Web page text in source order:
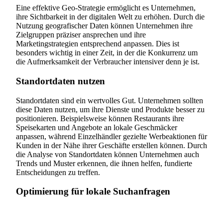
Eine effektive Geo-Strategie ermöglicht es Unternehmen,
ihre Sichtbarkeit in der digitalen Welt zu erhöhen. Durch die
Nutzung geografischer Daten können Unternehmen ihre
Zielgruppen präziser ansprechen und ihre
Marketingstrategien entsprechend anpassen. Dies ist
besonders wichtig in einer Zeit, in der die Konkurrenz um
die Aufmerksamkeit der Verbraucher intensiver denn je ist.
Standortdaten nutzen
Standortdaten sind ein wertvolles Gut. Unternehmen sollten
diese Daten nutzen, um ihre Dienste und Produkte besser zu
positionieren. Beispielsweise können Restaurants ihre
Speisekarten und Angebote an lokale Geschmäcker
anpassen, während Einzelhändler gezielte Werbeaktionen für
Kunden in der Nähe ihrer Geschäfte erstellen können. Durch
die Analyse von Standortdaten können Unternehmen auch
Trends und Muster erkennen, die ihnen helfen, fundierte
Entscheidungen zu treffen.
Optimierung für lokale Suchanfragen